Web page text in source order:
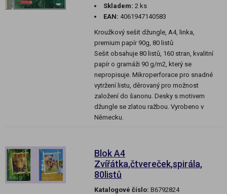
Skladem: 2 ks
EAN: 4061947140583
Kroužkový sešit džungle, A4, linka,
premium papír 90g, 80 listů
Sešit obsahuje 80 listů, 160 stran, kvalitní
papír o gramáži 90 g/m2, který se
nepropisuje. Mikroperforace pro snadné
vytržení listu, děrovaný pro možnost
založení do šanonu. Desky s motivem
džungle se zlatou ražbou. Vyrobeno v
Německu.
Blok A4
Zvířátka,čtvereček,spirála,
80listů
Katalogové číslo: B6792824